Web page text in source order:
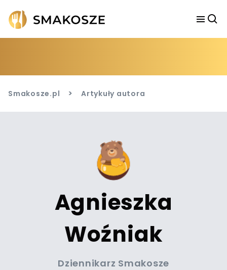
Smakosze.pl > Artykuły autora
Agnieszka
Woźniak
Dziennikarz Smakosze